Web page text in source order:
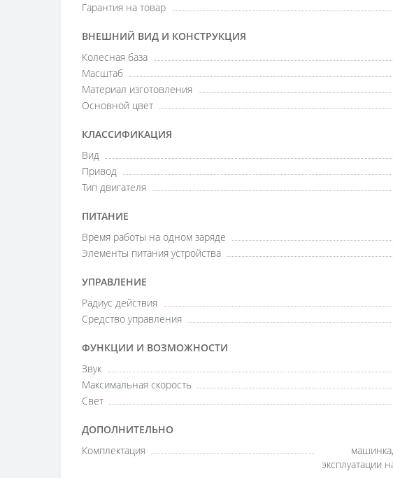
Гарантия на товар
ВНЕШНИЙ ВИД И КОНСТРУКЦИЯ
Колесная база
Масштаб
Материал изготовления
Основной цвет
КЛАССИФИКАЦИЯ
Вид
Привод
Тип двигателя
ПИТАНИЕ
Время работы на одном заряде
Элементы питания устройства
УПРАВЛЕНИЕ
Радиус действия
Средство управления
ФУНКЦИИ И ВОЗМОЖНОСТИ
Звук
Максимальная скорость
Свет
ДОПОЛНИТЕЛЬНО
Комплектация
эксплуатации